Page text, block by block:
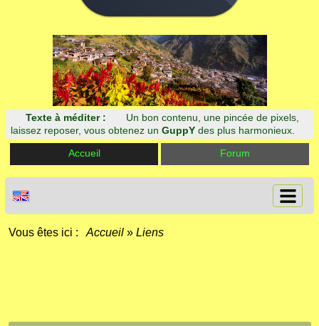
Texte à méditer :
Un bon contenu, une pincée de pixels,
laissez reposer, vous obtenez un GuppYdes plus harmonieux.
Accueil
Forum
Vous êtes ici : Accueil » Liens